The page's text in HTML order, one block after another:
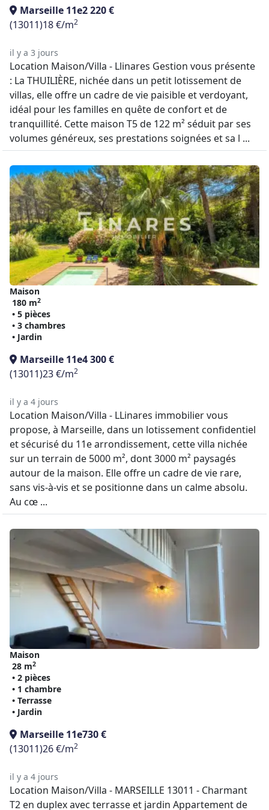
Marseille 11e2 220 €
(13011)18 €/m2
il y a 3 jours
Location Maison/Villa - Llinares Gestion vous présente
: La THUILIÈRE, nichée dans un petit lotissement de
villas, elle offre un cadre de vie paisible et verdoyant,
idéal pour les familles en quête de confort et de
tranquillité. Cette maison T5 de 122 m² séduit par ses
volumes généreux, ses prestations soignées et sa l ...
Maison
180 m2
• 5 pièces
• 3 chambres
• Jardin
Marseille 11e4 300 €
(13011)23 €/m2
il y a 4 jours
Location Maison/Villa - LLinares immobilier vous
propose, à Marseille, dans un lotissement confidentiel
et sécurisé du 11e arrondissement, cette villa nichée
sur un terrain de 5000 m², dont 3000 m² paysagés
autour de la maison. Elle offre un cadre de vie rare,
sans vis-à-vis et se positionne dans un calme absolu.
Au cœ ...
Maison
28 m2
• 2 pièces
• 1 chambre
• Terrasse
• Jardin
Marseille 11e730 €
(13011)26 €/m2
il y a 4 jours
Location Maison/Villa - MARSEILLE 13011 - Charmant
T2 en duplex avec terrasse et jardin Appartement de